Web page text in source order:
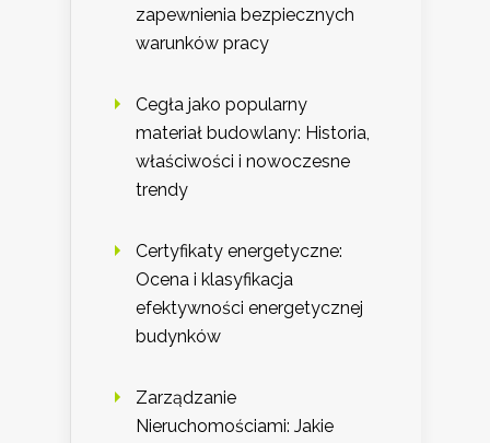
zapewnienia bezpiecznych
warunków pracy
Cegła jako popularny
materiał budowlany: Historia,
właściwości i nowoczesne
trendy
Certyfikaty energetyczne:
Ocena i klasyfikacja
efektywności energetycznej
budynków
Zarządzanie
Nieruchomościami: Jakie